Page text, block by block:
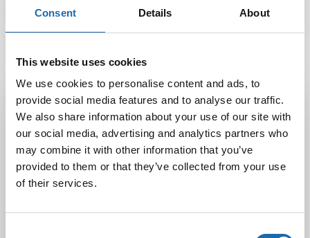
Consent Details About
This website uses cookies
We use cookies to personalise content and ads, to
provide social media features and to analyse our traffic.
We also share information about your use of our site with
our social media, advertising and analytics partners who
may combine it with other information that you’ve
provided to them or that they’ve collected from your use
of their services.
Latest Post
Black Friday & cyber Monday 2025!
28.11.2025